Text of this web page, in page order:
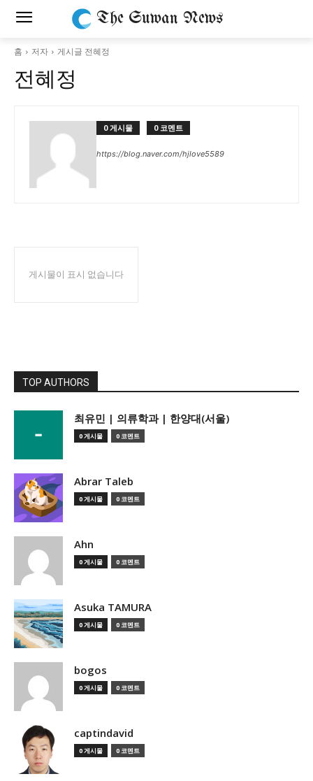
The Suwan News
홈 저자 게시글 전혜정
전혜정
0 게시물 0 코멘트
https://blog.naver.com/hjlove5589
게시물이 표시 없습니다
TOP AUTHORS
­최유민 | 의류학과 | 한양대(서울)
0 게시물 0 코멘트
Abrar Taleb
0 게시물 0 코멘트
Ahn
0 게시물 0 코멘트
Asuka TAMURA
0 게시물 0 코멘트
bogos
0 게시물 0 코멘트
captindavid
0 게시물 0 코멘트